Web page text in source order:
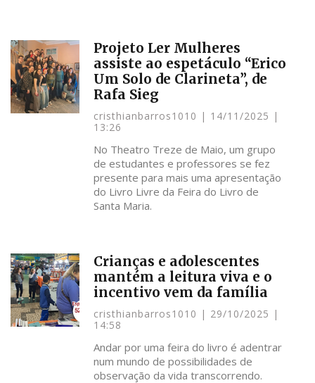
Projeto Ler Mulheres
assiste ao espetáculo “Erico
Um Solo de Clarineta”, de
Rafa Sieg
cristhianbarros1010
14/11/2025
13:26
No Theatro Treze de Maio, um grupo
de estudantes e professores se fez
presente para mais uma apresentação
do Livro Livre da Feira do Livro de
Santa Maria.
Crianças e adolescentes
mantém a leitura viva e o
incentivo vem da família
cristhianbarros1010
29/10/2025
14:58
Andar por uma feira do livro é adentrar
num mundo de possibilidades de
observação da vida transcorrendo.